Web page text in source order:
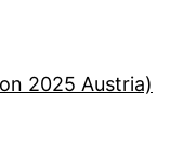
2025 Austria)